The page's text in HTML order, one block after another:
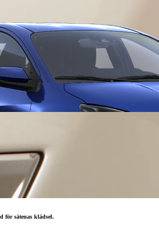
för sätenas klädsel.